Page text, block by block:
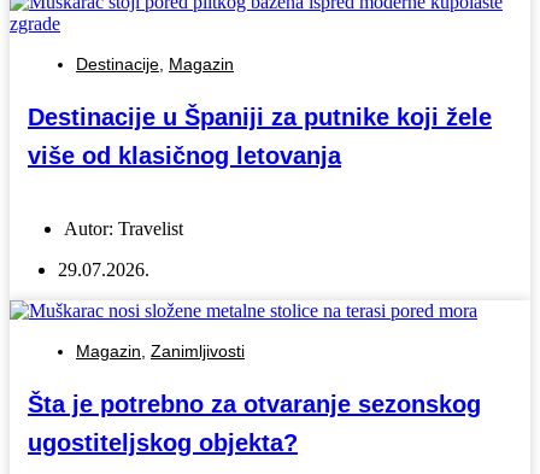
Destinacije Magazin
Destinacije u Španiji za putnike koji žele
više od klasičnog letovanja
Autor: Travelist
29.07.2026.
Magazin Zanimljivosti
Šta je potrebno za otvaranje sezonskog
ugostiteljskog objekta?